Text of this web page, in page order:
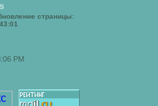
s
страницы: